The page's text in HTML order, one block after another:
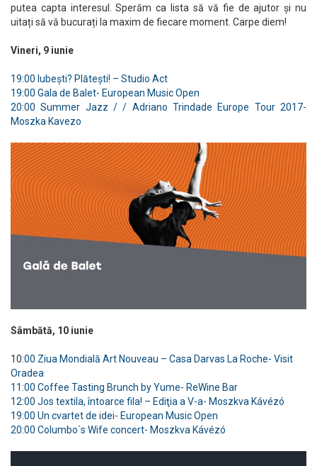
putea capta interesul. Sperăm ca lista să vă fie de ajutor și nu
uitați să vă bucurați la maxim de fiecare moment. Carpe diem!
Vineri, 9 iunie
19:00 Iubești? Plătești! – Studio Act
19:00 Gala de Balet- European Music Open
20:00 Summer Jazz / / Adriano Trindade Europe Tour 2017-
Moszka Kavezo
Sâmbătă, 10 iunie
10:00 Ziua Mondială Art Nouveau – Casa Darvas La Roche- Visit
Oradea
11:00 Coffee Tasting Brunch by Yume- ReWine Bar
12:00 Jos textila, întoarce fila! – Ediţia a V-a- Moszkva Kávézó
19:00 Un cvartet de idei- European Music Open
20:00 Columbo`s Wife concert- Moszkva Kávézó